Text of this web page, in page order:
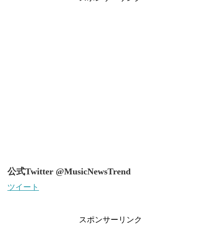
公式Twitter @MusicNewsTrend
ツイート
スポンサーリンク